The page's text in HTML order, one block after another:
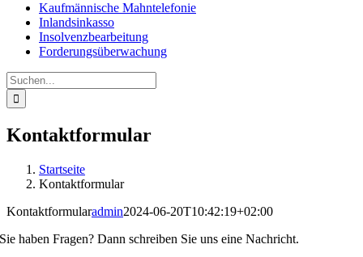
Kaufmännische Mahntelefonie
Inlandsinkasso
Insolvenzbearbeitung
Forderungs­überwachung
Suche
nach:
Kontaktformular
Startseite
Kontaktformular
Kontaktformularadmin2024-06-20T10:42:19+02:00
Sie haben Fragen? Dann schreiben Sie uns eine Nachricht.